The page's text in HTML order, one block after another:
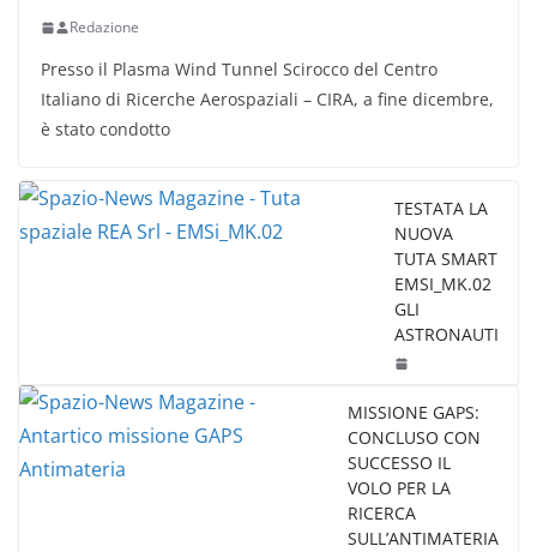
Redazione
Presso il Plasma Wind Tunnel Scirocco del Centro
Italiano di Ricerche Aerospaziali – CIRA, a fine dicembre,
è stato condotto
TESTATA LA
NUOVA
TUTA SMART
EMSI_MK.02
GLI
ASTRONAUTI
MISSIONE GAPS:
CONCLUSO CON
SUCCESSO IL
VOLO PER LA
RICERCA
SULL’ANTIMATERIA